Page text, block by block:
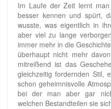
Im Laufe der Zeit lernt
besser kennen und spürt,
wusste, was eigentlich in
aber viel zu lange
immer mehr in die
überhaupt nicht mehr
mitreißend ist das
gleichzeitig fordernden Stil,
schon geheimnisvolle
bei der man aber gar
welchen Bestandteilen sie